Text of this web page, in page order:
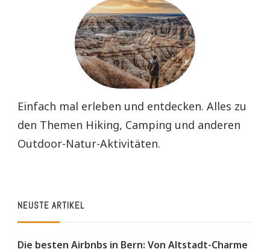
Einfach mal erleben und entdecken. Alles zu
den Themen Hiking, Camping und anderen
Outdoor-Natur-Aktivitäten.
NEUSTE ARTIKEL
Die besten Airbnbs in Bern: Von Altstadt-Charme